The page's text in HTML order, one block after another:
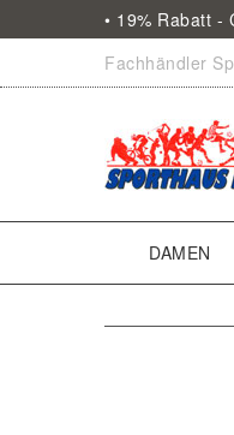
• 19% Rabatt -
Fachhändler
DAMEN